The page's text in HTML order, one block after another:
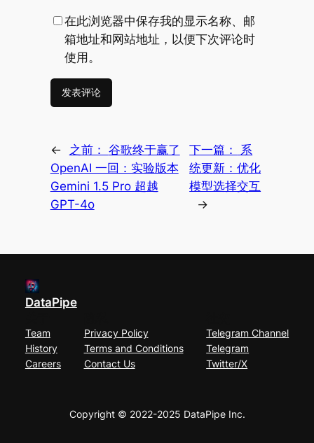
在此浏览器中保存我的显示名称、邮
箱地址和网站地址，以便下次评论时
使用。
← 之前： 谷歌终于赢了
OpenAI 一回：实验版本
Gemini 1.5 Pro 超越
GPT-4o
下一篇：
系
统更新：优化
模型选择交互
→
DataPipe
Team
History
Careers
Privacy Policy
Terms and Conditions
Contact Us
Telegram Channel
Telegram
Twitter/X
Copyright © 2022-2025 DataPipe Inc.